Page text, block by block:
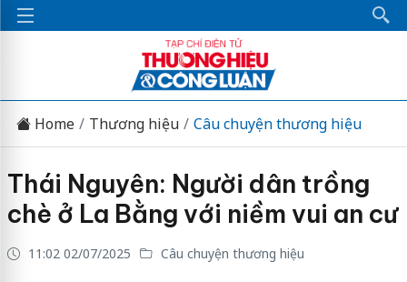
Home Thương hiệu Câu chuyện thương hiệu
Thái Nguyên: Người dân trồng
chè ở La Bằng với niềm vui an cư
11:02 02/07/2025 Câu chuyện thương hiệu